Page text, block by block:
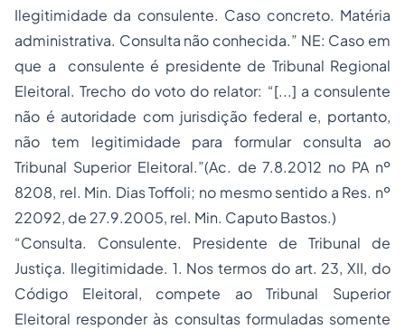
Ilegitimidade da consulente. Caso concreto. Matéria
administrativa. Consulta não conhecida.” NE: Caso em
que a consulente é presidente de Tribunal Regional
Eleitoral. Trecho do voto do relator: “[...] a consulente
não é autoridade com jurisdição federal e, portanto,
não tem legitimidade para formular consulta ao
Tribunal Superior Eleitoral.”(Ac. de 7.8.2012 no PA nº
8208, rel. Min. Dias Toffoli; no mesmo sentido a Res. nº
22092, de 27.9.2005, rel. Min. Caputo Bastos.)
“Consulta. Consulente. Presidente de Tribunal de
Justiça. Ilegitimidade. 1. Nos termos do art. 23, XII, do
Código Eleitoral, compete ao Tribunal Superior
Eleitoral responder às consultas formuladas somente